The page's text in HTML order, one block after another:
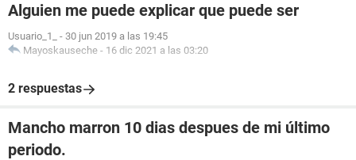
Alguien me puede explicar que puede ser
Usuario_1_ - 30 jun 2019 a las 19:45
Mayoskauseche - 16 dic 2021 a las 03:20
2 respuestas
Mancho marron 10 dias despues de mi último
periodo.